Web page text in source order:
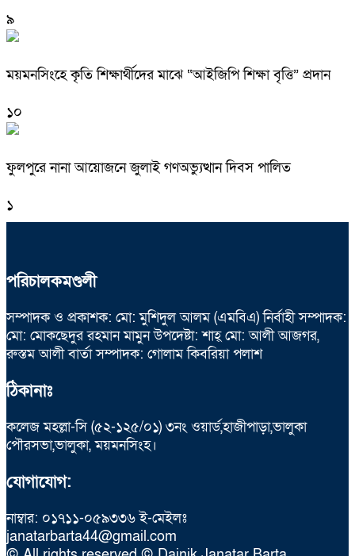
৯
ময়মনসিংহে কৃতি শিক্ষার্থীদের মাঝে “আইজিপি শিক্ষা বৃত্তি” প্রদান
১০
ফুলপুরে নানা আয়োজনে জুলাই গণঅভ্যুত্থান দিবস পালিত
১
পরিচালকমণ্ডলী
সম্পাদক ও প্রকাশক: মো: মুশিদুল আলম (এমবিএ) নির্বাহী সম্পাদক:
মো: মোকছেদুর রহমান মামুন উপদেষ্টা: শাহ্ মো: আলী আজগর,
রুস্তম আলী বার্তা সম্পাদক: গোলাম কিবরিয়া পলাশ
ঠিকানাঃ
কলেজ মহল্লা-সি (৫২-১২৫/০১) ৩নং ওয়ার্ড,হাজীপাড়া,ভালুকা
পৌরসভা,ভালুকা, ময়মনসিংহ।
যোগাযোগ:
নাম্বার: ০১৭১১-০৫৯৩৩৬ ই-মেইলঃ
janatarbarta44@gmail.com